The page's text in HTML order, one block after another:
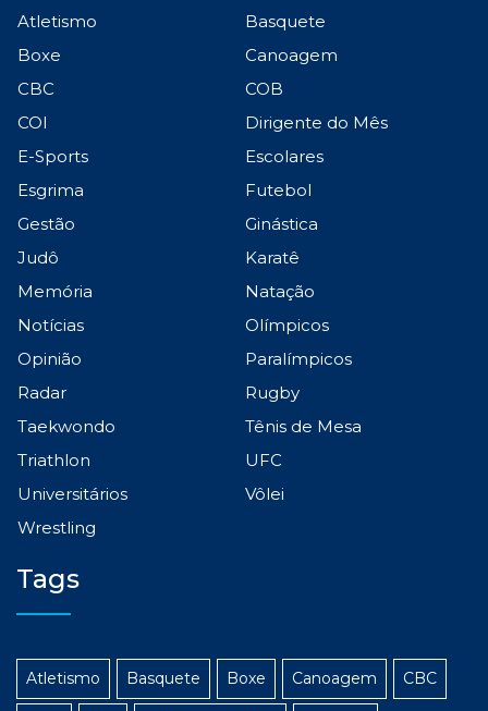
Atletismo
Basquete
Boxe
Canoagem
CBC
COB
COI
Dirigente do Mês
E-Sports
Escolares
Esgrima
Futebol
Gestão
Ginástica
Judô
Karatê
Memória
Natação
Notícias
Olímpicos
Opinião
Paralímpicos
Radar
Rugby
Taekwondo
Tênis de Mesa
Triathlon
UFC
Universitários
Vôlei
Wrestling
Tags
Atletismo Basquete Boxe Canoagem CBC